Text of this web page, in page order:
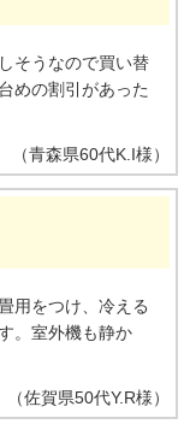
そうなので買い替
めの割引があった
（青森県60代K.I様）
用をつけ、冷える
。室外機も静か
（佐賀県50代Y.R様）